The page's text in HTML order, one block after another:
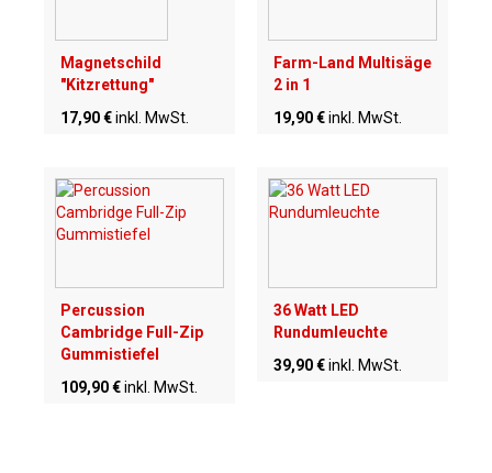
Magnetschild
"Kitzrettung"
17,90 €inkl. MwSt.
Farm-Land Multisäge
2 in 1
19,90 €inkl. MwSt.
Percussion
Cambridge Full-Zip
Gummistiefel
109,90 €inkl. MwSt.
36 Watt LED
Rundumleuchte
39,90 €inkl. MwSt.